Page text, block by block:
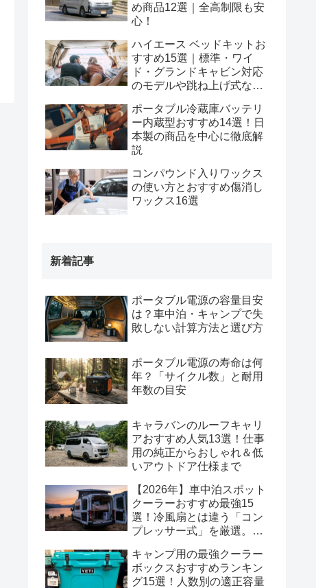
め商品12選｜全高制限も安
心！
ハイエース ベッドキットお
すすめ15選｜標準・ワイ
ド・グランドキャビン対応
のモデルや跳ね上げ式など
ポータブル冷蔵庫バッテリ
ー内蔵型おすすめ14選！日
本製の商品を中心に徹底解
説
コンパウンド入りワックス
の使い方とおすすめ傷消し
ワックス16選
新着記事
ポータブル電源の容量目安
は？車中泊・キャンプで失
敗しない計算方法と選び方
ポータブル電源の寿命は何
年？「サイクル数」と耐用
年数の目安
キャラバンのルーフキャリ
アおすすめ人気13選！仕事
用の純正からおしゃれ＆低
いアウトドア仕様まで
【2026年】車中泊スポット
クーラーおすすめ最強15
選！冷風扇とは違う「コン
プレッサー式」を厳選。排
ル電源の相性も解説
キャンプ用の最強クーラー
ボックスおすすめランキン
グ15選！人数別の適正容量